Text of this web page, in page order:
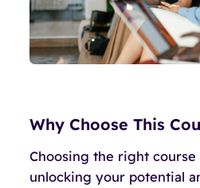
Why Choose This
Choosing the right
unlocking your potential